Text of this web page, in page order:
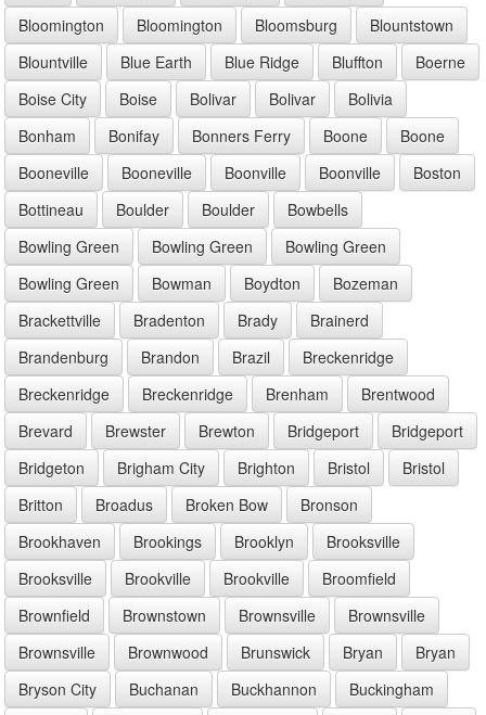
Bloomington
Bloomington Bloomsburg
Blountstown
Blountville
Blue Earth Blue Ridge Bluffton
Boerne
Boise City
Boise Bolivar Bolivar
Bolivia
Bonham
Bonifay Bonners Ferry Boone
Boone
Booneville
Booneville Boonville Boonville
Boston
Bottineau
Boulder Boulder
Bowbells
Bowling Green
Bowling Green
Bowling Green
Bowling Green
Bowman Boydton
Bozeman
Brackettville
Bradenton Brady
Brainerd
Brandenburg
Brandon Brazil
Breckenridge
Breckenridge
Breckenridge Brenham
Brentwood
Brevard
Brewster Brewton Bridgeport
Bridgeport
Bridgeton
Brigham City Brighton Bristol
Bristol
Britton
Broadus Broken Bow
Bronson
Brookhaven
Brookings Brooklyn
Brooksville
Brooksville
Brookville Brookville
Broomfield
Brownfield
Brownstown Brownsville
Brownsville
Brownsville
Brownwood Brunswick Bryan
Bryan
Bryson City
Buchanan Buckhannon
Buckingham